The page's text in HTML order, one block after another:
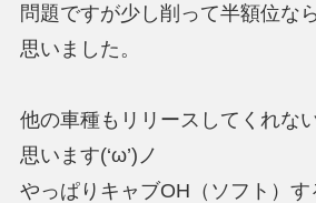
問題ですが少し削って半額位な
思いました。
他の車種もリリースしてくれな
思います(‘ω’)ノ
やっぱりキャブOH（ソフト）す